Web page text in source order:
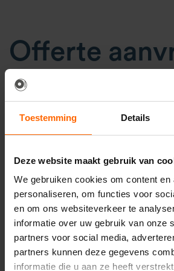
Toestemming Details
Deze website maakt gebruik van
We gebruiken cookies om content en
personaliseren, om functies voor
en om ons websiteverkeer te
informatie over uw gebruik van onze
partners voor social media,
partners kunnen deze gegevens
informatie die u aan ze heeft
Offerte
je nodig hebt? Dan kun je heel
huurshopalle producten
in en verstuur je deze. Je kunt er
voor kiezen of je zelf de
ons laat bezorgen en eventueel
sturen je dan binneneen
offerte.